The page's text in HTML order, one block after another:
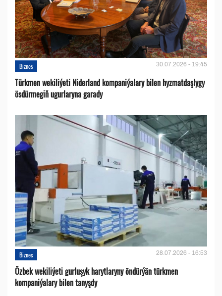
Biznes 30.07.2026 - 19:45
Türkmen wekiliýeti Niderland kompaniýalary bilen hyzmatdaşlygy
ösdürmegiň ugurlaryna garady
Biznes 28.07.2026 - 16:53
Özbek wekiliýeti gurluşyk harytlaryny öndürýän türkmen
kompaniýalary bilen tanyşdy